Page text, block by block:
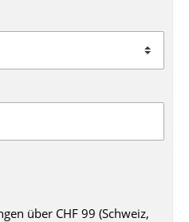
über CHF 99 (Schweiz,